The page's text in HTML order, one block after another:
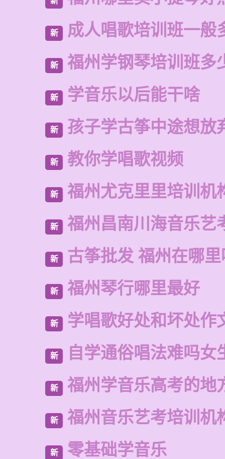
新 成人唱歌培训班一般
新 福州学钢琴培训班多
新 学音乐以后能干啥
新 孩子学古筝中途想放
新 教你学唱歌视频
新 福州尤克里里培训机
新 福州昌南川海音乐艺
新 古筝批发 福州在哪
新 福州琴行哪里最好
新 学唱歌好处和坏处作
新 自学通俗唱法难吗女
新 福州学音乐高考的地
新 福州音乐艺考培训机
新 零基础学音乐